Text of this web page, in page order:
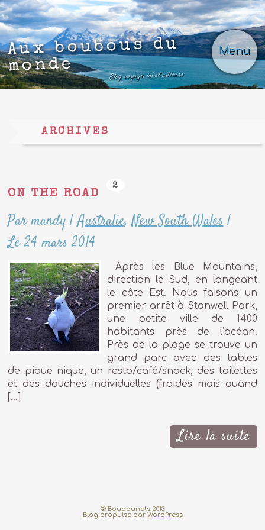
Menu
Aux boubous du
monde
Blog voyage, ici et ailleurs
ARCHIVES
ON THE ROAD
2
Par mandy |Australie,New South Wales|
Le 24 mars 2014
Après les Blue Mountains,
direction le Sud, en longeant
le côte Est. Nous faisons un
premier arrêt à Stanwell Park,
une petite ville de 1400
habitants près de l’océan.
Près de la plage se trouve un
grand parc avec des tables
de pique nique, un resto/café/snack, des toilettes
et des douches individuelles (froides mais quand
[…]
Lire la suite
© Boubounets 2013
Blog propulsé par WordPress